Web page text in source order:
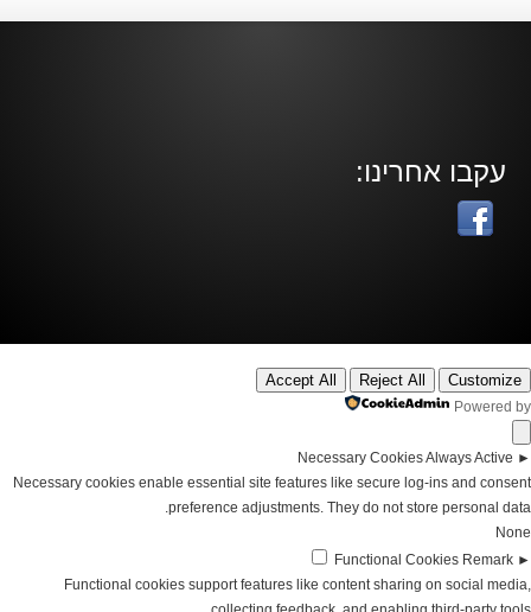
עקבו אחרינו:
Customize
Reject All
Accept All
Powered by
►
Necessary CookiesAlways Active
Necessary cookies enable essential site features like secure log-ins and consent
preference adjustments. They do not store personal data.
None
►
Functional Cookies Remark
Functional cookies support features like content sharing on social media,